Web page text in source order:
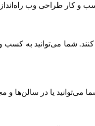
کار طراحی وب
شما می‌توانید به
یا در سالن‌ها و